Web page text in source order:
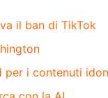
il ban di TikTok
per i contenuti